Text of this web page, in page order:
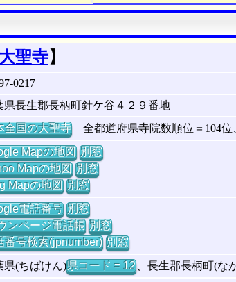
大聖寺】
0217
県長生郡長柄町針ケ谷４２９番地
全国の大聖寺全都道府県寺院数順位＝104位
Mapの地図 別窓
Mapの地図 別窓
Mapの地図 別窓
電話番号 別窓
ンページ電話帳 別窓
番号検索(jpnumber) 別窓
県(ちばけん)県コード = 12、長生郡長柄町(な